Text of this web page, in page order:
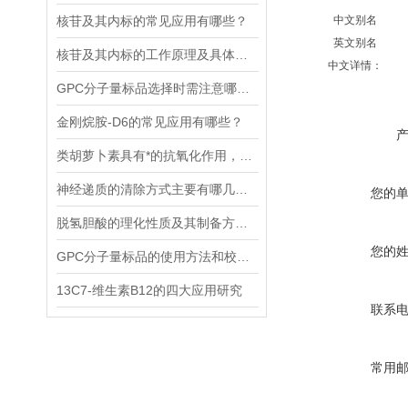
核苷及其内标的常见应用有哪些？
金刚烷胺-D6的常见应用有哪些？
13C7-维生素B12的四大应用研究
中文别名
英文别名
中文详情：
您的
您的
联系
常用